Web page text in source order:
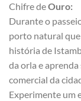
Chifre deOuro:
Durante o
porto natural
história de
da orla e
comercial da
Experimente um